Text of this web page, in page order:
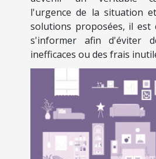
l'urgence de la situation
solutions proposées, il est
s'informer afin d'éviter
inefficaces ou des frais